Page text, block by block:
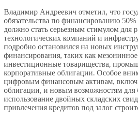
Владимир Андреевич отметил, что
обязательства по финансированию 50%
должно стать серьезным стимулом для
технологических компаний и
подробно остановился на новых
финансирования, таких как
инвестиционные товарищества,
корпоративные облигации. Особое
цифровым финансовым активам,
облигации, и новым возможностям для
использование двойных складских
привлечения кредитов под залог